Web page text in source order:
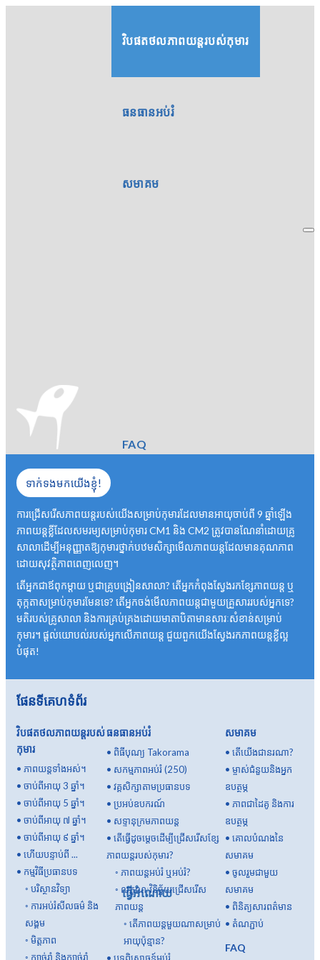
វិបផតថលភាពយន្តរបស់កុមារ
ធនធានអប់រំ
សមាគម
FAQ
ធ្វើអំណោយ
ទាក់ទងមកយើងខ្ញុំ!
ការជ្រើសរើសភាពយន្តរបស់យើងសម្រាប់កុមារដែលមានអាយុចាប់ពី 9 ឆ្នាំឡើង
ភាពយន្តខ្លីដែលសមរម្យសម្រាប់កុមារ CM1 និង CM2 ត្រូវបានណែនាំដោយគ្រូ
សាលាដើម្បីអនុញ្ញាតឱ្យកុមារថ្នាក់បឋមសិក្សាមើលភាពយន្តដែលមានគុណភាព
ដោយសុវត្ថិភាពពេញលេញ។
តើអ្នកជាឪពុកម្តាយ ឬជាគ្រូបង្រៀនសាលា? តើអ្នកកំពុងស្វែងរកខ្សែភាពយន្ត ឬ
តុក្កតាសម្រាប់កុមារមែនទេ? តើអ្នកចង់មើលភាពយន្តជាមួយគ្រួសាររបស់អ្នកទេ?
មតិរបស់គ្រូសាលា និងការគ្រប់គ្រងដោយមាតាបិតាមានសារៈសំខាន់សម្រាប់
កុមារ។ ផ្តល់យោបល់របស់អ្នកលើភាពយន្ត ជួយពួកយើងស្វែងរកភាពយន្តខ្លីល្អ
បំផុត!
ផែនទីគេហទំព័រ
វិបផតថលភាពយន្តរបស់
កុមារ
• ភាពយន្តទាំងអស់។
• ចាប់ពីអាយុ 3 ឆ្នាំ។
• ចាប់ពីអាយុ 5 ឆ្នាំ។
• ចាប់ពីអាយុ ៧ ឆ្នាំ។
• ចាប់ពីអាយុ ៩ ឆ្នាំ។
• ហើយបន្ទាប់ពី ...
• កម្មវិធីប្រធានបទ
◦ បរិស្ថានវិទ្យា
◦ ការអប់រំសីលធម៌ និង
សង្គម
◦ មិត្តភាព
◦ ក្បាច់រាំ និងក្បាច់រាំ
ធនធានអប់រំ
• ពិធីបុណ្យ Takorama
• សកម្មភាពអប់រំ (250)
• វគ្គសិក្សាតាមប្រធានបទ
• ប្រអប់ឧបករណ៍
• សទ្ទានុក្រមភាពយន្ត
• តើធ្វើដូចម្តេចដើម្បីជ្រើសរើសខ្សែ
ភាពយន្តរបស់កុមារ?
◦ ភាពយន្តអប់រំ ឬអប់រំ?
◦ លក្ខណៈវិនិច្ឆ័យជ្រើសរើស
ភាពយន្ត
◦ តើ​ភាពយន្ត​មួយ​ណា​សម្រាប់​
អាយុ​ប៉ុន្មាន?
សមាគម
•តើយើងជានរណា?
•ម្ចាស់ជំនួយនិងអ្នក
ឧបត្ថម្ភ
•ភាពជាដៃគូ និងការ
ឧបត្ថម្ភ
•គោលបំណងនៃ
សមាគម
•ចូលរួមជាមួយ
សមាគម
• ពិនិត្យសារពត៌មាន
• តំណភ្ជាប់
FAQ